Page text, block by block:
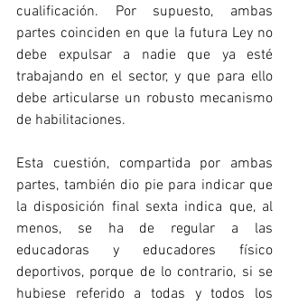
cualificación. Por supuesto, ambas
partes coinciden en que la futura Ley no
debe expulsar a nadie que ya esté
trabajando en el sector, y que para ello
debe articularse un robusto mecanismo
de habilitaciones.
Esta cuestión, compartida por ambas
partes, también dio pie para indicar que
la disposición final sexta indica que, al
menos, se ha de regular a las
educadoras y educadores físico
deportivos, porque de lo contrario, si se
hubiese referido a todas y todos los